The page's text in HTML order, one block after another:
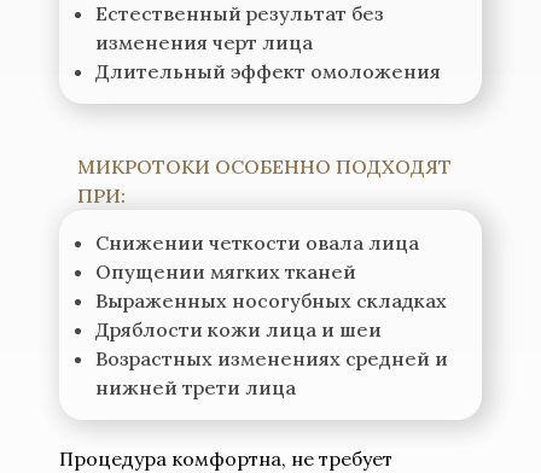
Естественный результат без
изменения черт лица
Длительный эффект омоложения
МИКРОТОКИ ОСОБЕННО ПОДХОДЯТ
ПРИ:
Снижении четкости овала лица
Опущении мягких тканей
Выраженных носогубных складках
Дряблости кожи лица и шеи
Возрастных изменениях средней и
нижней трети лица
Процедура комфортна, не требует